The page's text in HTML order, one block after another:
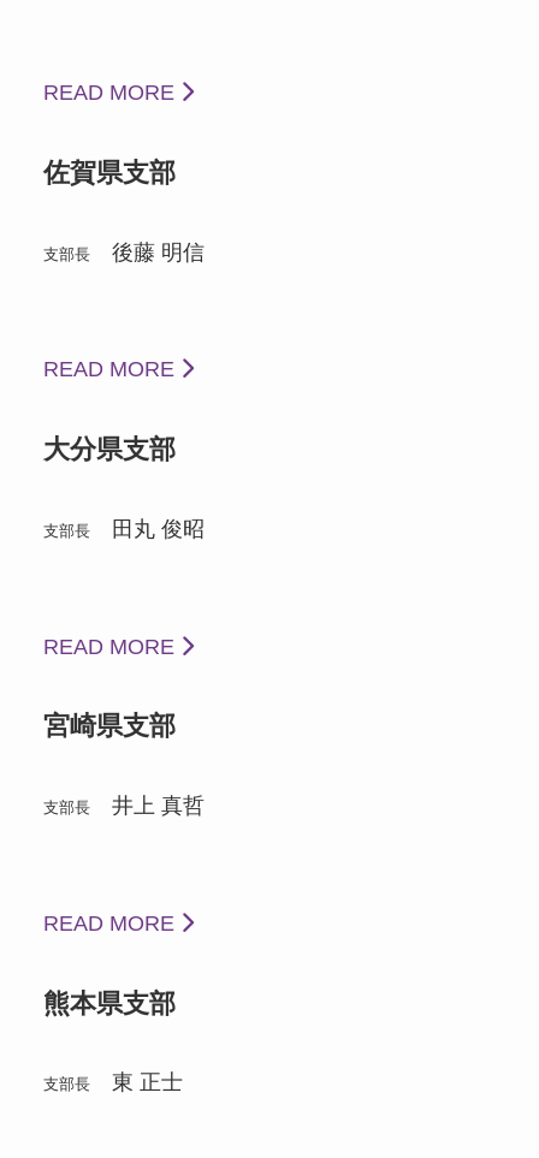
READ MORE
佐賀県支部
支部長後藤 明信
READ MORE
大分県支部
支部長田丸 俊昭
READ MORE
宮崎県支部
支部長井上 真哲
READ MORE
熊本県支部
支部長東 正士